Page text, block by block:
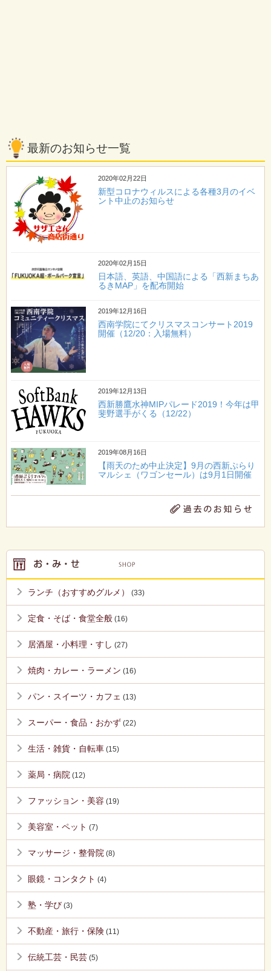
最新のお知らせ一覧
2020年02月22日
新型コロナウィルスによる各種3月のイベ
ント中止のお知らせ
2020年02月15日
日本語、英語、中国語による「西新まちあ
るきMAP」を配布開始
2019年12月16日
西南学院にてクリスマスコンサート2019
開催（12/20：入場無料）
2019年12月13日
西新勝鷹水神MIPパレード2019！今年は甲
斐野選手がくる（12/22）
2019年08月16日
【雨天のため中止決定】9月の西新ぷらり
マルシェ（ワゴンセール）は9月1日開催
ランチ（おすすめグルメ） (33)
定食・そば・食堂全般 (16)
居酒屋・小料理・すし (27)
焼肉・カレー・ラーメン (16)
パン・スイーツ・カフェ (13)
スーパー・食品・おかず (22)
生活・雑貨・自転車 (15)
薬局・病院 (12)
ファッション・美容 (19)
美容室・ペット (7)
マッサージ・整骨院 (8)
眼鏡・コンタクト (4)
塾・学び (3)
不動産・旅行・保険 (11)
伝統工芸・民芸 (5)